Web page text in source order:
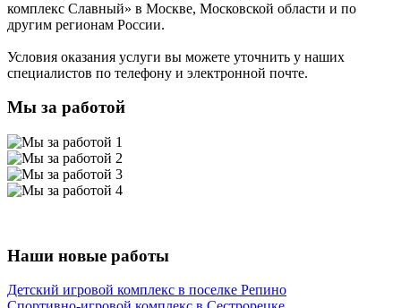
комплекс Славный» в Москве, Московской области и по
другим регионам России.
Условия оказания услуги вы можете уточнить у наших
специалистов по телефону и электронной почте.
Мы за работой
Наши новые работы
Детский игровой комплекс в поселке Репино